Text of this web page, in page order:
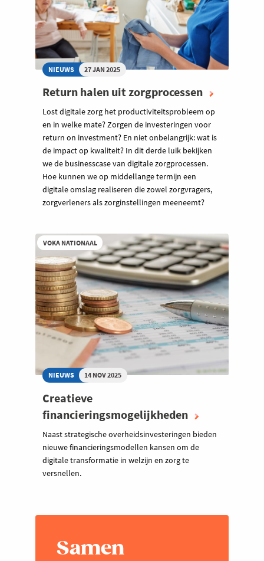
NIEUWS 27 JAN 2025
Return halen uit zorgprocessen
Lost digitale zorg het productiviteitsprobleem op
en in welke mate? Zorgen de investeringen voor
return on investment? En niet onbelangrijk: wat is
de impact op kwaliteit? In dit derde luik bekijken
we de businesscase van digitale zorgprocessen.
Hoe kunnen we op middellange termijn een
digitale omslag realiseren die zowel zorgvragers,
zorgverleners als zorginstellingen meeneemt?
VOKA NATIONAAL
NIEUWS 14 NOV 2025
Creatieve
financieringsmogelijkheden
Naast strategische overheidsinvesteringen bieden
nieuwe financieringsmodellen kansen om de
digitale transformatie in welzijn en zorg te
versnellen.
Samen